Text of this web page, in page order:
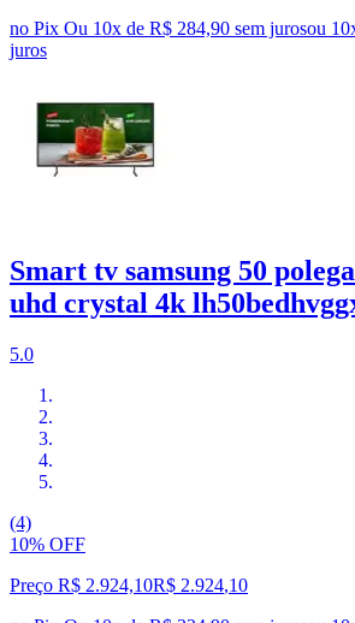
no Pix Ou 10x de R$ 284,90 sem jurosou 10
juros
Smart tv samsung 50
uhd crystal 4k
5.0
(4)
10% OFF
Preço R$ 2.924,10R$ 2.924,10